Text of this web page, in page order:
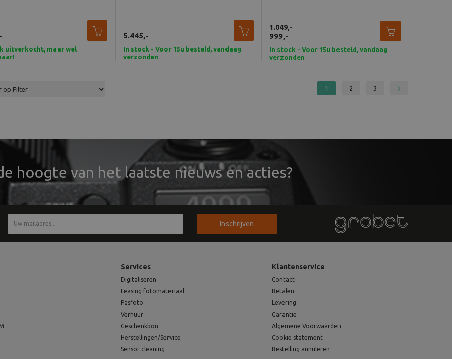
uitverkocht, maar wel
5.445,-
In stock - Voor 15u besteld, vandaag
verzonden
999,-
1.049,-
In stock - Voor 15u besteld, vandaag
verzonden
1 2 3
hoogte van het laatste nieuws en acties?
Inschrijven
Services
Digitaliseren
Leasing fotomateriaal
Pasfoto
Verhuur
Geschenkbon
Herstellingen/Service
Sensor cleaning
Klantenservice
Contact
Betalen
Levering
Garantie
Algemene Voorwaarden
Cookie statement
Bestelling annuleren